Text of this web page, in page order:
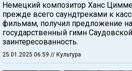
Немецкий композитор Ханс
прежде всего саундтреками к
фильмам, получил предложение
государственный гимн
заинтересованность.
25.01.2025 06:59 // Культура